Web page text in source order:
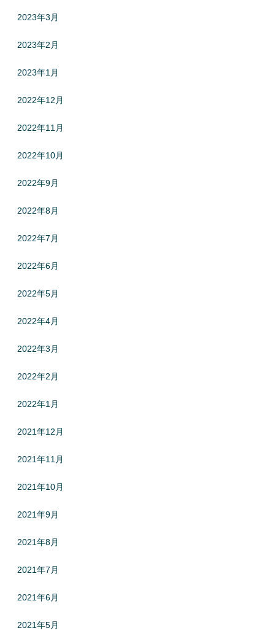
2023年3月
2023年2月
2023年1月
2022年12月
2022年11月
2022年10月
2022年9月
2022年8月
2022年7月
2022年6月
2022年5月
2022年4月
2022年3月
2022年2月
2022年1月
2021年12月
2021年11月
2021年10月
2021年9月
2021年8月
2021年7月
2021年6月
2021年5月